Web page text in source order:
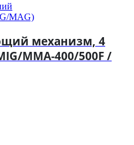
MAG)
механизм, 4
MMA-400/500F /